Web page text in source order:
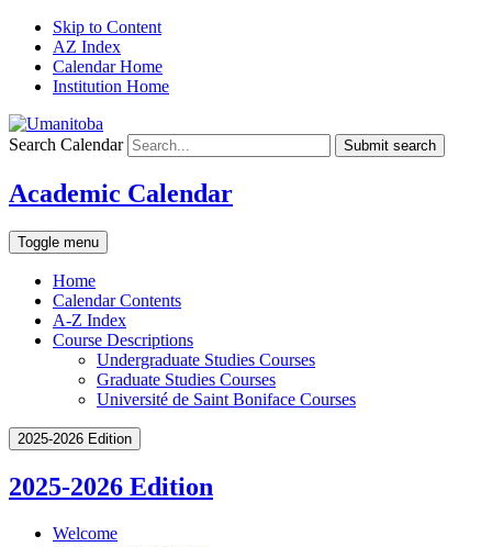
Skip to Content
AZ Index
Calendar Home
Institution Home
Search Calendar Submit search
Academic Calendar
Toggle menu
Home
Calendar Contents
A-Z Index
Course Descriptions
Undergraduate Studies Courses
Graduate Studies Courses
Université de Saint Boniface Courses
2025-2026 Edition
2025-2026 Edition
Welcome